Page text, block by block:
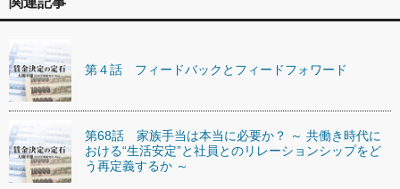
第４話 フィードバックとフィードフォワード
第68話 家族手当は本当に必要か？ ～ 共働き時代に
おける“生活安定”と社員とのリレーションシップをど
う再定義するか ～